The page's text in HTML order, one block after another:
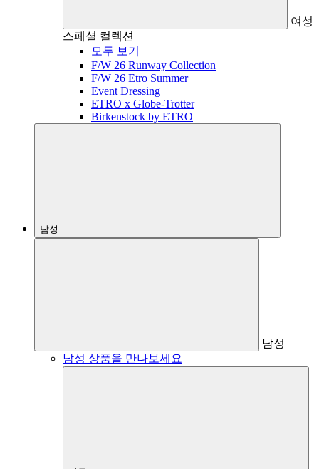
여성
스페셜 컬렉션
모두 보기
F/W 26 Runway Collection
F/W 26 Etro Summer
Event Dressing
ETRO x Globe-Trotter
Birkenstock by ETRO
남성
남성
남성 상품을 만나보세요